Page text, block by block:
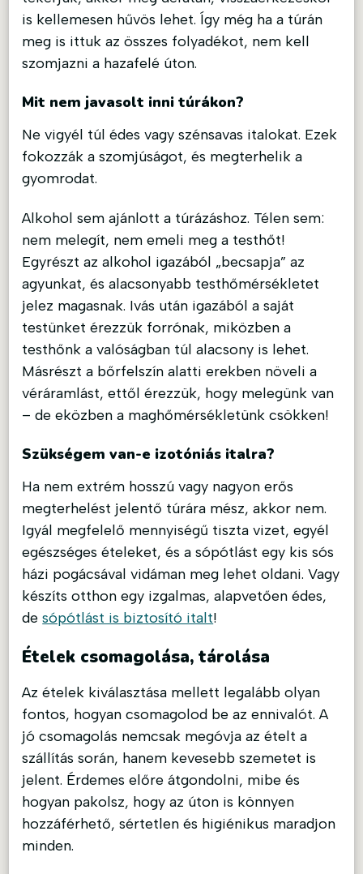
is kellemesen hűvös lehet. Így még ha a túrán
meg is ittuk az összes folyadékot, nem kell
szomjazni a hazafelé úton.
Mit nem javasolt inni túrákon?
Ne vigyél túl édes vagy szénsavas italokat. Ezek
fokozzák a szomjúságot, és megterhelik a
gyomrodat.
Alkohol sem ajánlott a túrázáshoz. Télen sem:
nem melegít, nem emeli meg a testhőt!
Egyrészt az alkohol igazából „becsapja” az
agyunkat, és alacsonyabb testhőmérsékletet
jelez magasnak. Ivás után igazából a saját
testünket érezzük forrónak, miközben a
testhőnk a valóságban túl alacsony is lehet.
Másrészt a bőrfelszín alatti erekben növeli a
véráramlást, ettől érezzük, hogy melegünk van
– de eközben a maghőmérsékletünk csökken!
Szükségem van-e izotóniás italra?
Ha nem extrém hosszú vagy nagyon erős
megterhelést jelentő túrára mész, akkor nem.
Igyál megfelelő mennyiségű tiszta vizet, egyél
egészséges ételeket, és a sópótlást egy kis sós
házi pogácsával vidáman meg lehet oldani. Vagy
készíts otthon egy izgalmas, alapvetően édes,
desópótlást is biztosító italt!
Ételek csomagolása, tárolása
Az ételek kiválasztása mellett legalább olyan
fontos, hogyan csomagolod be az ennivalót. A
jó csomagolás nemcsak megóvja az ételt a
szállítás során, hanem kevesebb szemetet is
jelent. Érdemes előre átgondolni, mibe és
hogyan pakolsz, hogy az úton is könnyen
hozzáférhető, sértetlen és higiénikus maradjon
minden.